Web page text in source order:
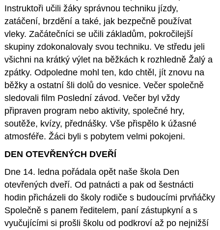
Instruktoři učili žáky správnou techniku jízdy,
zatáčení, brzdění a také, jak bezpečně používat
vleky. Začátečníci se učili základům, pokročilejší
skupiny zdokonalovaly svou techniku. Ve středu jeli
všichni na krátký výlet na běžkách k rozhledně Žalý a
zpátky. Odpoledne mohl ten, kdo chtěl, jít znovu na
běžky a ostatní šli dolů do vesnice. Večer společně
sledovali film Poslední závod. Večer byl vždy
připraven program nebo aktivity, společné hry,
soutěže, kvízy, přednášky. Vše přispělo k úžasné
atmosféře. Žáci byli s pobytem velmi pokojeni.
DEN OTEVŘENÝCH DVEŘÍ
Dne 14. ledna pořádala opět naše škola Den
otevřených dveří. Od patnácti a pak od šestnácti
hodin přicházeli do školy rodiče s budoucími prvňáčky
Společně s panem ředitelem, paní zástupkyní a s
vyučujícími si prošli školu od podkroví až po nejnižší